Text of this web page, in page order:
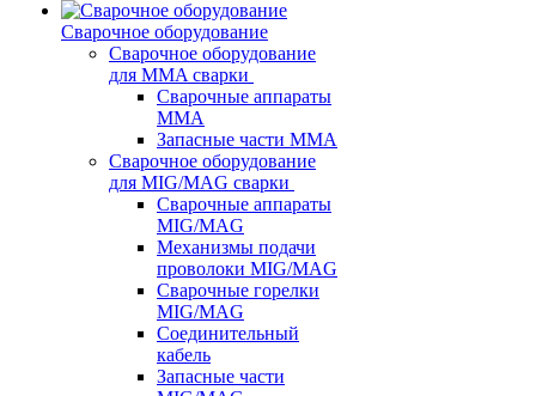
Сварочное оборудование
Сварочное оборудование
для MMA сварки
Сварочные аппараты
MMA
Запасные части MMA
Сварочное оборудование
для MIG/MAG сварки
Сварочные аппараты
MIG/MAG
Механизмы подачи
проволоки MIG/MAG
Сварочные горелки
MIG/MAG
Соединительный
кабель
Запасные части